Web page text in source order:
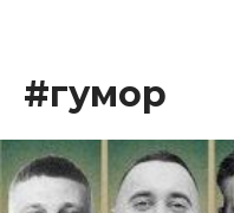
#гумор